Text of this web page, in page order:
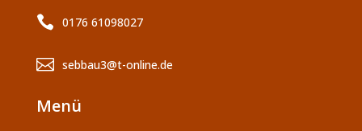
 0176 61098027
 sebbau3@t-online.de
Menü